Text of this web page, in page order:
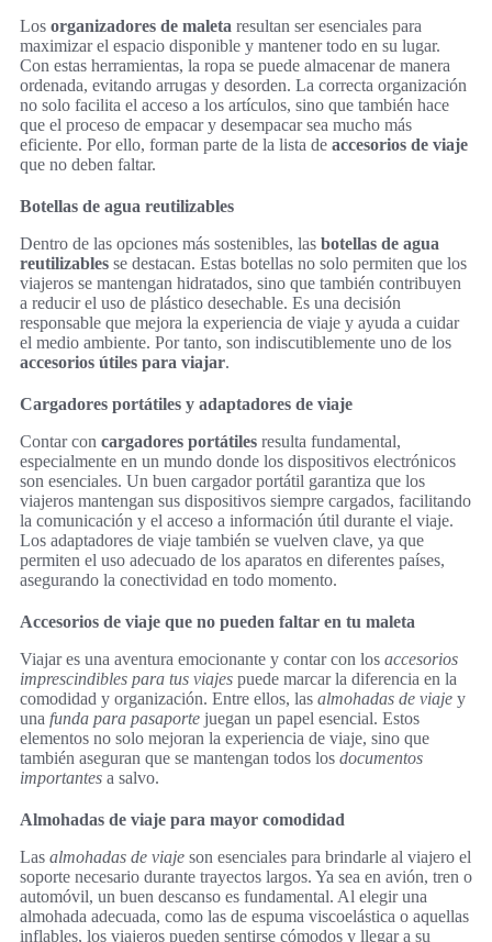
Los organizadores de maleta resultan ser esenciales para
maximizar el espacio disponible y mantener todo en su lugar.
Con estas herramientas, la ropa se puede almacenar de manera
ordenada, evitando arrugas y desorden. La correcta organización
no solo facilita el acceso a los artículos, sino que también hace
que el proceso de empacar y desempacar sea mucho más
eficiente. Por ello, forman parte de la lista de accesorios de viaje
que no deben faltar.
Botellas de agua reutilizables
Dentro de las opciones más sostenibles, las botellas de agua
reutilizables se destacan. Estas botellas no solo permiten que los
viajeros se mantengan hidratados, sino que también contribuyen
a reducir el uso de plástico desechable. Es una decisión
responsable que mejora la experiencia de viaje y ayuda a cuidar
el medio ambiente. Por tanto, son indiscutiblemente uno de los
accesorios útiles para viajar.
Cargadores portátiles y adaptadores de viaje
Contar con cargadores portátiles resulta fundamental,
especialmente en un mundo donde los dispositivos electrónicos
son esenciales. Un buen cargador portátil garantiza que los
viajeros mantengan sus dispositivos siempre cargados, facilitando
la comunicación y el acceso a información útil durante el viaje.
Los adaptadores de viaje también se vuelven clave, ya que
permiten el uso adecuado de los aparatos en diferentes países,
asegurando la conectividad en todo momento.
Accesorios de viaje que no pueden faltar en tu maleta
Viajar es una aventura emocionante y contar con los accesorios
imprescindibles para tus viajes puede marcar la diferencia en la
comodidad y organización. Entre ellos, las almohadas de viaje y
una funda para pasaporte juegan un papel esencial. Estos
elementos no solo mejoran la experiencia de viaje, sino que
también aseguran que se mantengan todos los documentos
importantes a salvo.
Almohadas de viaje para mayor comodidad
Las almohadas de viaje son esenciales para brindarle al viajero el
soporte necesario durante trayectos largos. Ya sea en avión, tren o
automóvil, un buen descanso es fundamental. Al elegir una
almohada adecuada, como las de espuma viscoelástica o aquellas
inflables, los viajeros pueden sentirse cómodos y llegar a su